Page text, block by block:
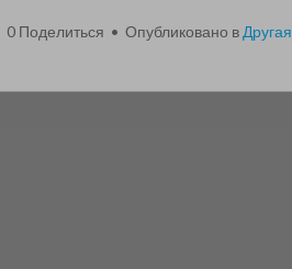
0 Поделиться • Опубликовано в Другая